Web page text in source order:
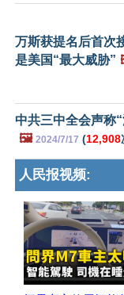
万斯获提名后首次
是美国“最大威胁”
中共三中全会声称
🖼️ 2024/7/17 (12,908
人民报视频: